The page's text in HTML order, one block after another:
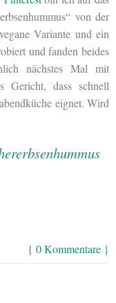
von der
Variante und ein
und fanden beides
nächstes Mal mit
Gericht, dass schnell
eignet. Wird
{ 0 Kommentare }